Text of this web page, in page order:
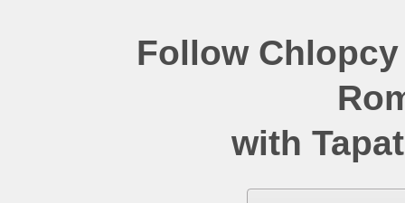
Follow
with